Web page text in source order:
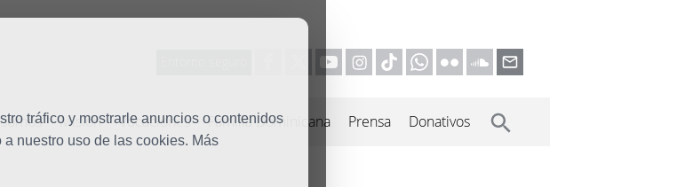
tráfico y mostrarle anuncios o contenidos
nuestro uso de las cookies. Más
Misión Vocaciones Familia Dominicana Prensa Donativos